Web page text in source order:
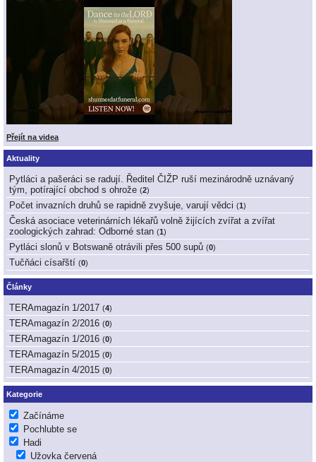
Přejít na videa
Aktuality
Pytláci a pašeráci se radují. Ředitel ČIŽP ruší mezinárodně uznávaný
tým, potírající obchod s ohrože (2)
Počet invazních druhů se rapidně zvyšuje, varují vědci (1)
Česká asociace veterinárních lékařů volně žijících zvířat a zvířat
zoologických zahrad: Odborné stan (1)
Pytláci slonů v Botswaně otrávili přes 500 supů (0)
Tučňáci císařští (0)
Články
TERAmagazín 1/2017 (4)
TERAmagazín 2/2016 (0)
TERAmagazín 1/2016 (0)
TERAmagazín 5/2015 (0)
TERAmagazín 4/2015 (0)
Kategorie
Začínáme
Pochlubte se
Hadi
Užovka červená